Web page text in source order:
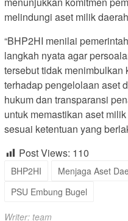
melindungi aset milik
“BHP2HI menilai
langkah nyata agar
tersebut tidak
terhadap pengelolaan aset
hukum dan transparansi
untuk memastikan aset
sesuai ketentuan yang
Post Views: 110
BHP2HI Menjaga Aset
PSU Embung Bugel
Writer: team